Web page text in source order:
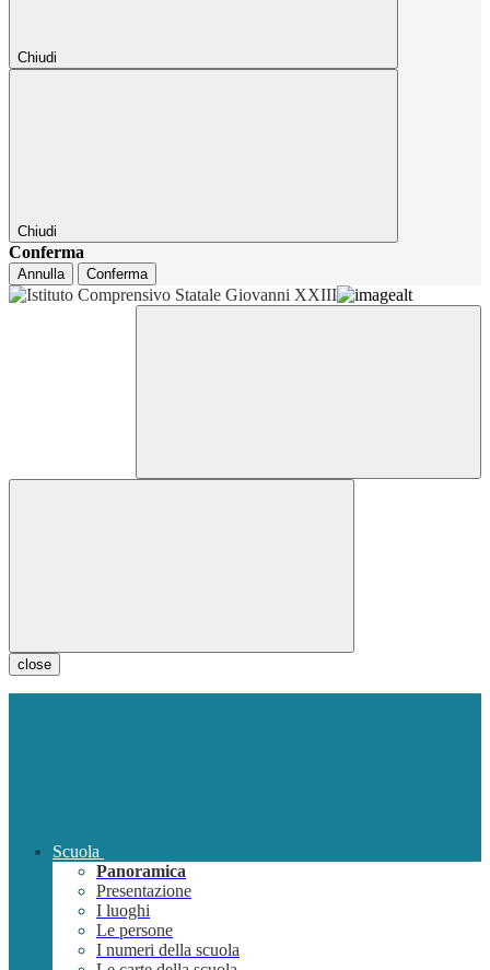
Chiudi
Chiudi
Conferma
Annulla Conferma
close
Scuola
Panoramica
Presentazione
I luoghi
Le persone
I numeri della scuola